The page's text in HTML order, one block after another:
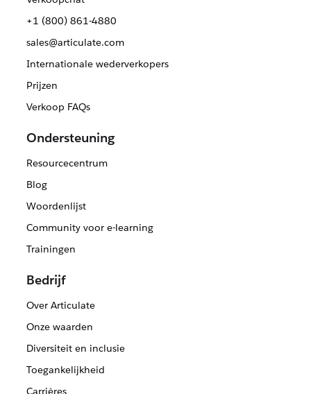
+1 (800) 861-4880
sales@articulate.com
Internationale wederverkopers
Prijzen
Verkoop FAQs
Ondersteuning
Resourcecentrum
Blog
Woordenlijst
Community voor e-learning
Trainingen
Bedrijf
Over Articulate
Onze waarden
Diversiteit en inclusie
Toegankelijkheid
Carrières